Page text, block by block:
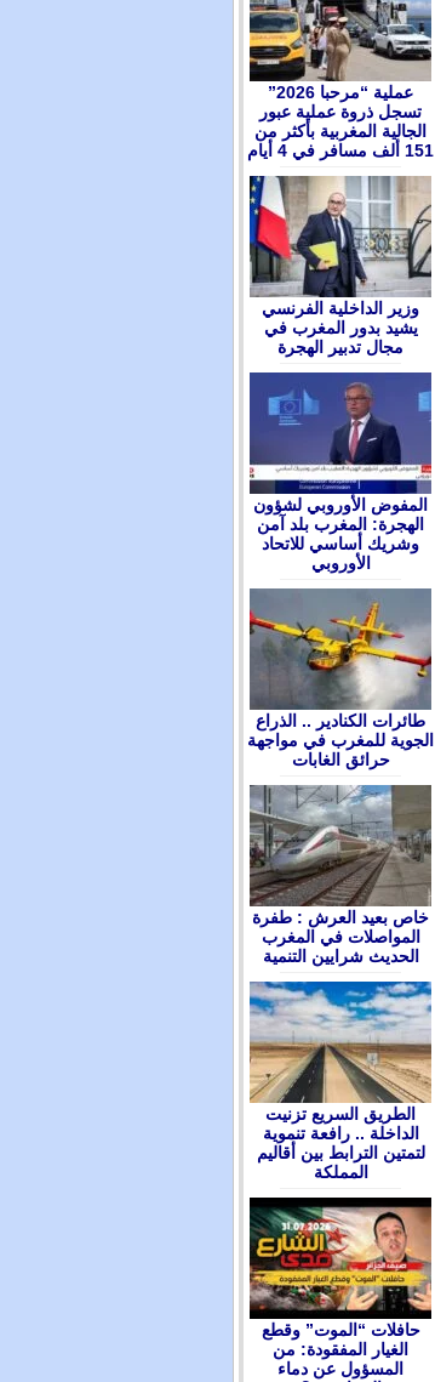
عملية “مرحبا 2026”
تسجل ذروة عملية عبور
الجالية المغربية بأكثر من
151 ألف مسافر في 4 أيام
وزير الداخلية الفرنسي
يشيد بدور المغرب في
مجال تدبير الهجرة
المفوض الأوروبي لشؤون
الهجرة: المغرب بلد آمن
وشريك أساسي للاتحاد
الأوروبي
طائرات الكنادير .. الذراع
الجوية للمغرب في مواجهة
حرائق الغابات
ﺧﺎﺹ ﺑﻌﻴﺪ ﺍﻟﻌﺮﺵ : ﻃﻔﺮﺓ
ﺍﻟﻤﻮﺍﺻﻼﺕ ﻓﻲ ﺍﻟﻤﻐﺮﺏ
ﺍﻟﺤﺪﻳﺚ ﺷﺮﺍﻳﻴﻦ ﺍﻟﺘﻨﻤﻴﺔ
الطريق السريع تزنيت
الداخلة .. رافعة تنموية
لتمتين الترابط بين أقاليم
المملكة
حافلات “الموت” وقطع
الغيار المفقودة: من
المسؤول عن دماء